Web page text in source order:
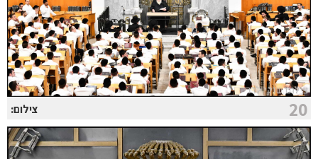
20 צילום: